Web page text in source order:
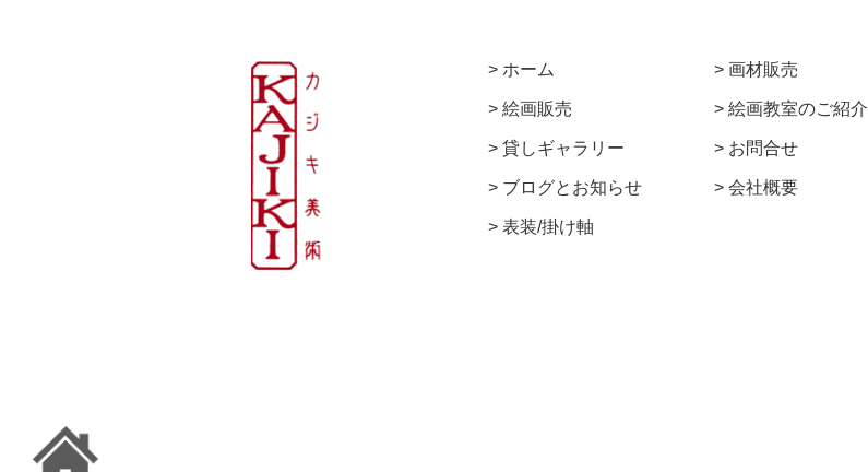
ホーム
絵画販売
貸しギャラリー
ブログとお知らせ
表装/掛け軸
画材販売
絵画教室のご紹介
お問合せ
会社概要